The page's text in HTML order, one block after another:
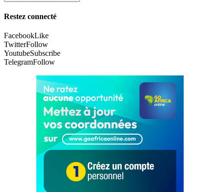
Restez connecté
FacebookLike
TwitterFollow
YoutubeSubscribe
TelegramFollow